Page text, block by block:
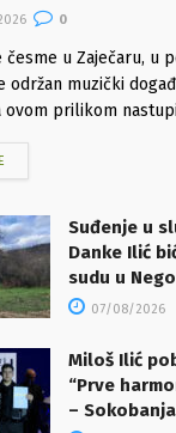
0
česme u Zaječaru, u
održan muzički
ovom prilikom
Suđenje u
Danke Ilić
sudu u
07/08/2026
Miloš Ilić
“Prve
–